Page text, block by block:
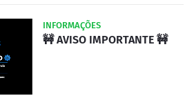
INFORMAÇÕES
🚧 AVISO IMPORTANTE 🚧